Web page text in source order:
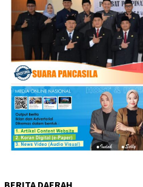
BERITA DAERAH